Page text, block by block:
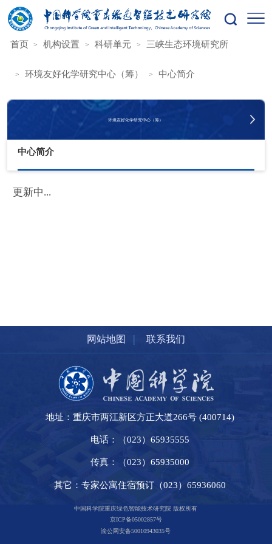
您的位置：
首页 机构设置 科研单元 三峡生态环境研究所
环境友好化学研究中心（筹） 中心简介
环境友好化学研究中心（筹）
中心简介
更新中...
网站地图 | 联系我们
地址：重庆市两江新区方正大道266号 (400714)
电话：（023）65935555
传真：（023）65935000
其它：专家公寓住宿预订（023）65936060
中国科学院重庆绿色智能技术研究院 版权所有
京ICP备05002857号
渝公网安备50010943035号